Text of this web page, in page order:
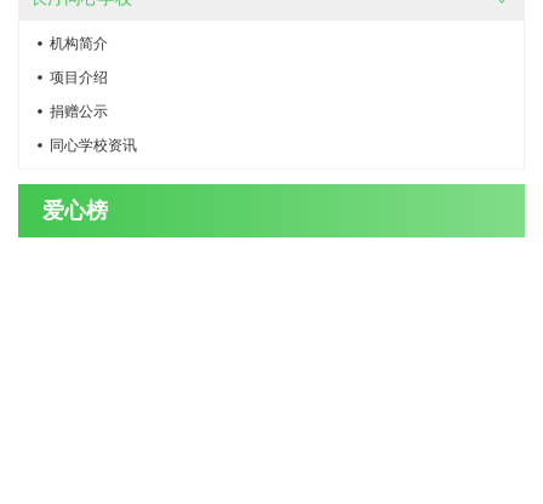
机构简介
项目介绍
捐赠公示
同心学校资讯
爱心榜